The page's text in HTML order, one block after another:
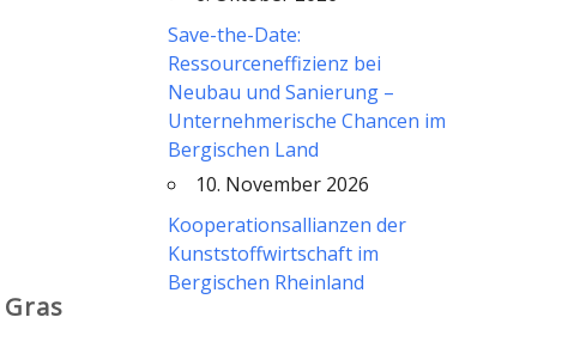
Save-the-Date:
Ressourceneffizienz bei
Neubau und Sanierung –
Unternehmerische Chancen im
Bergischen Land
10. November 2026
Kooperationsallianzen der
Kunststoffwirtschaft im
Bergischen Rheinland